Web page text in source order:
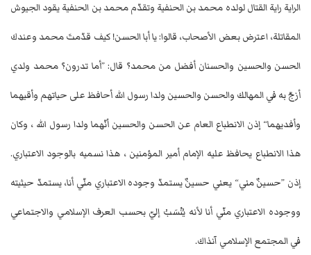
الراية راية القتال لولده محمد بن الحنفية وتقدّم محمد بن الحنفية يقود الجيوش
المقاتلة، اعترض بعض الأصحاب، قالوا: يا أبا الحسن! كيف قدّمتَ محمد وعندك
الحسن والحسين والحسنان أفضل من محمد؟ قال: ”أما تدرون؟ محمد ولدي
أزجّ به في المهالك والحسن والحسين ولدا رسول الله أحافظ على حياتهم وأقيهما
وأفديهما“ إذن الانطباع العام عن الحسن والحسين أنّهما ولدا رسول الله ، وكان
هذا الانطباع يحافظ عليه الإمام أمير المؤمنين ، هذا نسميه بالوجود الاعتباري.
إذن ”حسينٌ مني“ يعني حسينٌ يستمدّ وجوده الاعتباري منّي أنا، يستمدّ حيثيته
ووجوده الاعتباري منّي أنا لأنه يُنْسَبُ إليّ بحسب العرف الإسلامي والاجتماعي
في المجتمع الإسلامي آنذاك.